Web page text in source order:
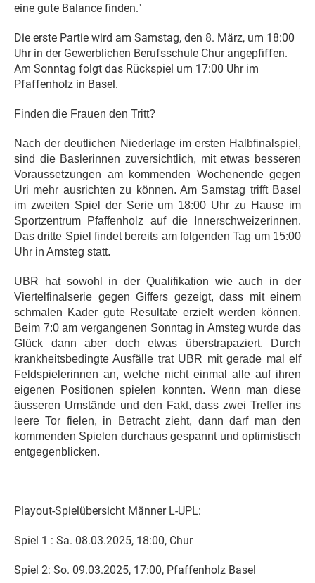
eine gute Balance finden."
Die erste Partie wird am Samstag, den 8. März, um 18:00
Uhr in der Gewerblichen Berufsschule Chur angepfiffen.
Am Sonntag folgt das Rückspiel um 17:00 Uhr im
Pfaffenholz in Basel.
Finden die Frauen den Tritt?
Nach der deutlichen Niederlage im ersten Halbfinalspiel,
sind die Baslerinnen zuversichtlich, mit etwas besseren
Voraussetzungen am kommenden Wochenende gegen
Uri mehr ausrichten zu können. Am Samstag trifft Basel
im zweiten Spiel der Serie um 18:00 Uhr zu Hause im
Sportzentrum Pfaffenholz auf die Innerschweizerinnen.
Das dritte Spiel findet bereits am folgenden Tag um 15:00
Uhr in Amsteg statt.
UBR hat sowohl in der Qualifikation wie auch in der
Viertelfinalserie gegen Giffers gezeigt, dass mit einem
schmalen Kader gute Resultate erzielt werden können.
Beim 7:0 am vergangenen Sonntag in Amsteg wurde das
Glück dann aber doch etwas überstrapaziert. Durch
krankheitsbedingte Ausfälle trat UBR mit gerade mal elf
Feldspielerinnen an, welche nicht einmal alle auf ihren
eigenen Positionen spielen konnten. Wenn man diese
äusseren Umstände und den Fakt, dass zwei Treffer ins
leere Tor fielen, in Betracht zieht, dann darf man den
kommenden Spielen durchaus gespannt und optimistisch
entgegenblicken.
Playout-Spielübersicht Männer L-UPL:
Spiel 1 : Sa. 08.03.2025, 18:00, Chur
Spiel 2: So. 09.03.2025, 17:00, Pfaffenholz Basel